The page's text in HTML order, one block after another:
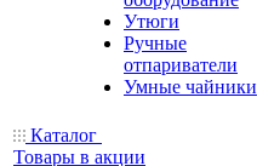
Утюги
Ручные
отпариватели
Умные чайники
Каталог
Товары в акции